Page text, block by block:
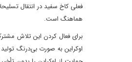
فعلی کاخ سفید در انتقال
هماهنگ است.
برای فعال کردن این تلاش
اوکراین به صورت بی‌درنگ